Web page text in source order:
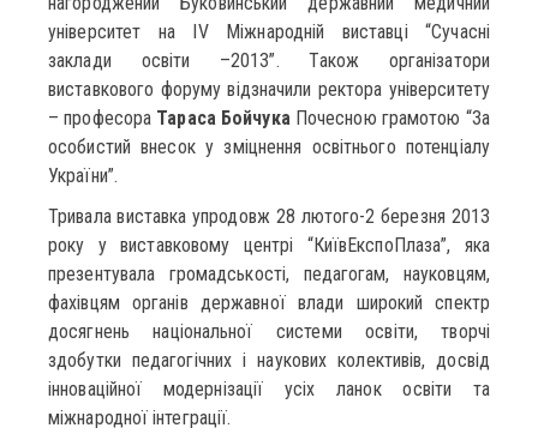
університет на IV Міжнародній виставці “Сучасні
заклади освіти –2013”. Також організатори
виставкового форуму відзначили ректора університету
– професора Тараса БойчукаПочесною грамотою “За
особистий внесок у зміцнення освітнього потенціалу
України”.
Тривала виставка упродовж 28 лютого-2 березня 2013
року у виставковому центрі “КиївЕкспоПлаза”, яка
презентувала громадськості, педагогам, науковцям,
фахівцям органів державної влади широкий спектр
досягнень національної системи освіти, творчі
здобутки педагогічних і наукових колективів, досвід
інноваційної модернізації усіх ланок освіти та
міжнародної інтеграції.